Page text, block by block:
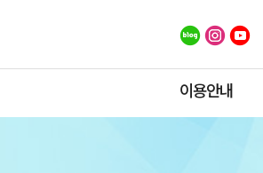
이용안내